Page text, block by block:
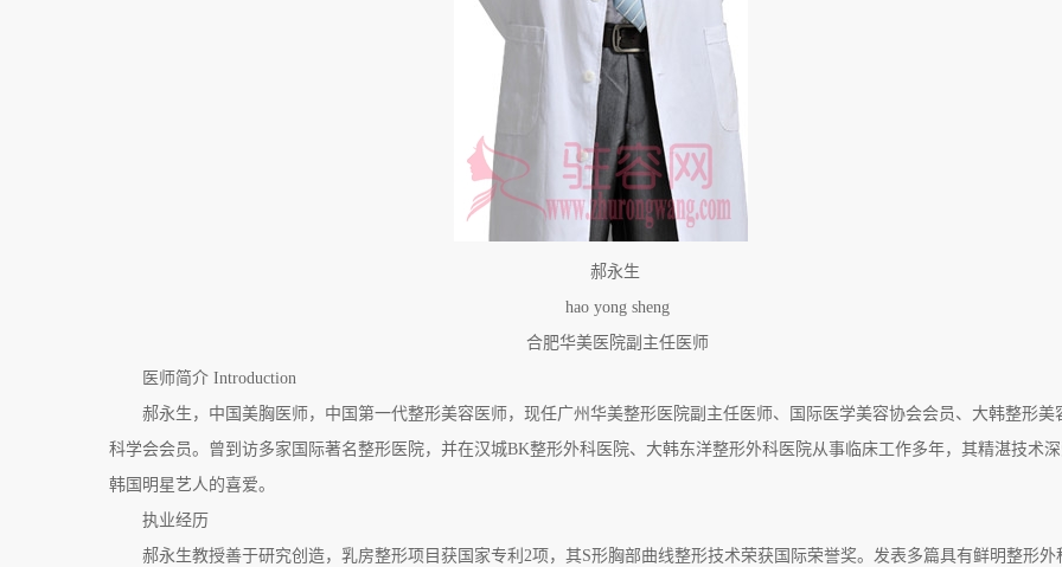
郝永生
hao yong sheng
合肥华美医院副主任医师
医师简介 Introduction
郝永生，中国美胸医师，中国第一代整形美容医师，现任广州华美整形医院副主任医师、国际医学美容协会会员、大韩整形美
科学会会员。曾到访多家国际著名整形医院，并在汉城BK整形外科医院、大韩东洋整形外科医院从事临床工作多年，其精湛技术
韩国明星艺人的喜爱。
执业经历
郝永生教授善于研究创造，乳房整形项目获国家专利2项，其S形胸部曲线整形技术荣获国际荣誉奖。发表多篇具有鲜明整形外